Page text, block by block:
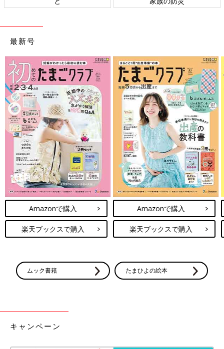
最新号
Amazonで購入
楽天ブックスで購入
Amazonで購入
楽天ブックスで購入
ムック書籍 たまひよの絵本
キャンペーン